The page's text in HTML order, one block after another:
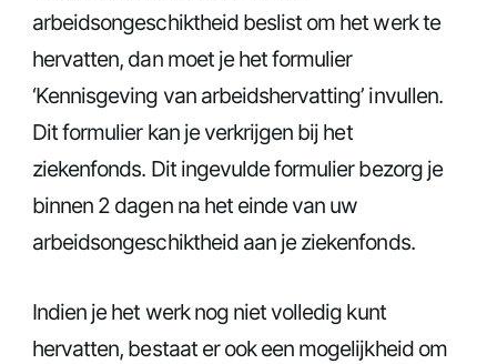
arbeidsongeschiktheid beslist om het werk te
hervatten, dan moet je het formulier
‘Kennisgeving van arbeidshervatting’ invullen.
Dit formulier kan je verkrijgen bij het
ziekenfonds. Dit ingevulde formulier bezorg je
binnen 2 dagen na het einde van uw
arbeidsongeschiktheid aan je ziekenfonds.
Indien je het werk nog niet volledig kunt
hervatten, bestaat er ook een mogelijkheid om